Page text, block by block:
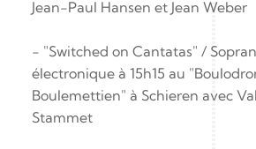
Jean-Paul Hansen et Jean Weber
- "Switched on Cantatas" /
électronique à 15h15 au
Boulemettien" à Schieren avec
Stammet